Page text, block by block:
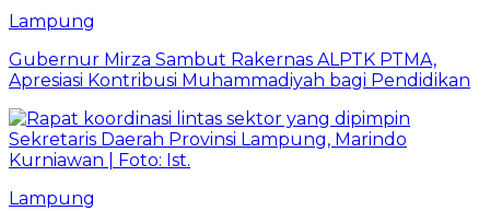
Lampung
Gubernur Mirza Sambut Rakernas ALPTK PTMA,
Apresiasi Kontribusi Muhammadiyah bagi Pendidikan
Lampung